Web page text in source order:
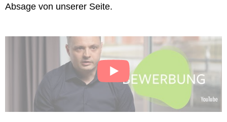
Absage von unserer Seite.